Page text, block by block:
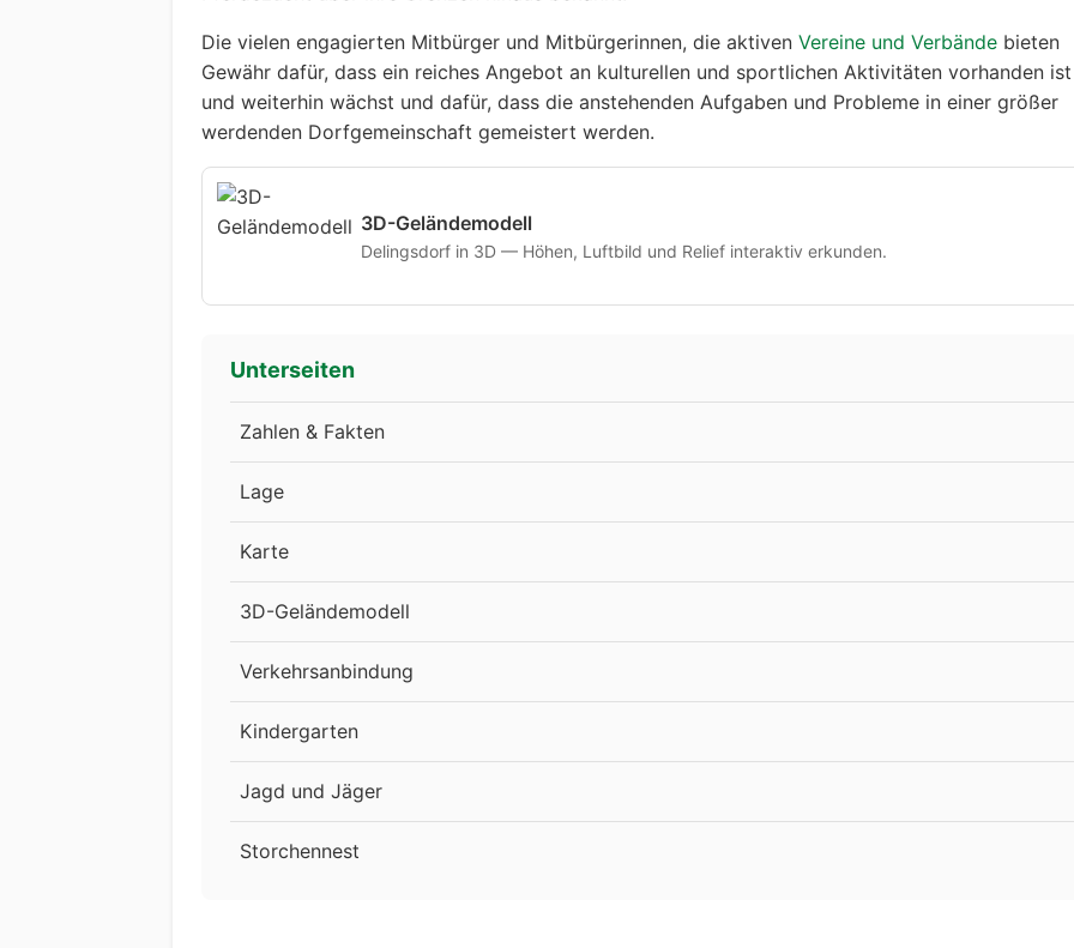
Die vielen engagierten Mitbürger und Mitbürgerinnen, die aktiven Vereine und Verbände bieten
Gewähr dafür, dass ein reiches Angebot an kulturellen und sportlichen Aktivitäten vorhanden ist
und weiterhin wächst und dafür, dass die anstehenden Aufgaben und Probleme in einer größer
werdenden Dorfgemeinschaft gemeistert werden.
3D-Geländemodell
Delingsdorf in 3D — Höhen, Luftbild und Relief interaktiv erkunden.
Unterseiten
Zahlen & Fakten
Lage
Karte
3D-Geländemodell
Verkehrsanbindung
Kindergarten
Jagd und Jäger
Storchennest